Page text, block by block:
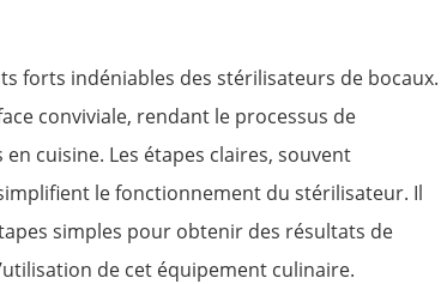
forts indéniables des stérilisateurs de bocaux.
conviviale, rendant le processus de
cuisine. Les étapes claires, souvent
le fonctionnement du stérilisateur. Il
simples pour obtenir des résultats de
de cet équipement culinaire.